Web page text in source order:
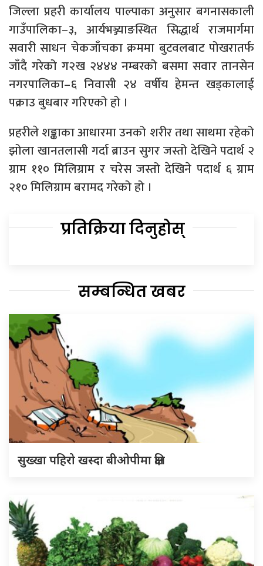
जिल्ला प्रहरी कार्यालय पाल्पाका अनुसार बगनासकाली
गाउँपालिका–३, आर्यभञ्ज्याङस्थित सिद्धार्थ राजमार्गमा
सवारी साधन चेकजाँचका क्रममा बुटवलबाट पोखरातर्फ
जाँदै गरेको ग२ख २४४४ नम्बरको बसमा सवार तानसेन
नगरपालिका–६ निवासी २४ वर्षीय हेमन्त खड्कालाई
पक्राउ बुधबार गरिएको हो ।
प्रहरीले शङ्काका आधारमा उनको शरीर तथा साथमा रहेको
झोला खानतलासी गर्दा ब्राउन सुगर जस्तो देखिने पदार्थ २
ग्राम ११० मिलिग्राम र चरेस जस्तो देखिने पदार्थ ६ ग्राम
२१० मिलिग्राम बरामद गरेको हो ।
प्रतिक्रिया दिनुहोस्
सम्बन्धित खबर
सुख्खा पहिरो खस्दा बीओपीमा क्षति